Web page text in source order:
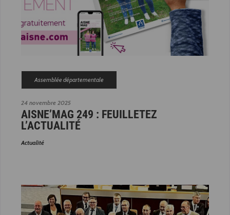
24 novembre 2025
Assemblée départementale
AISNE’MAG 249 : FEUILLETEZ
L’ACTUALITÉ
Actualité